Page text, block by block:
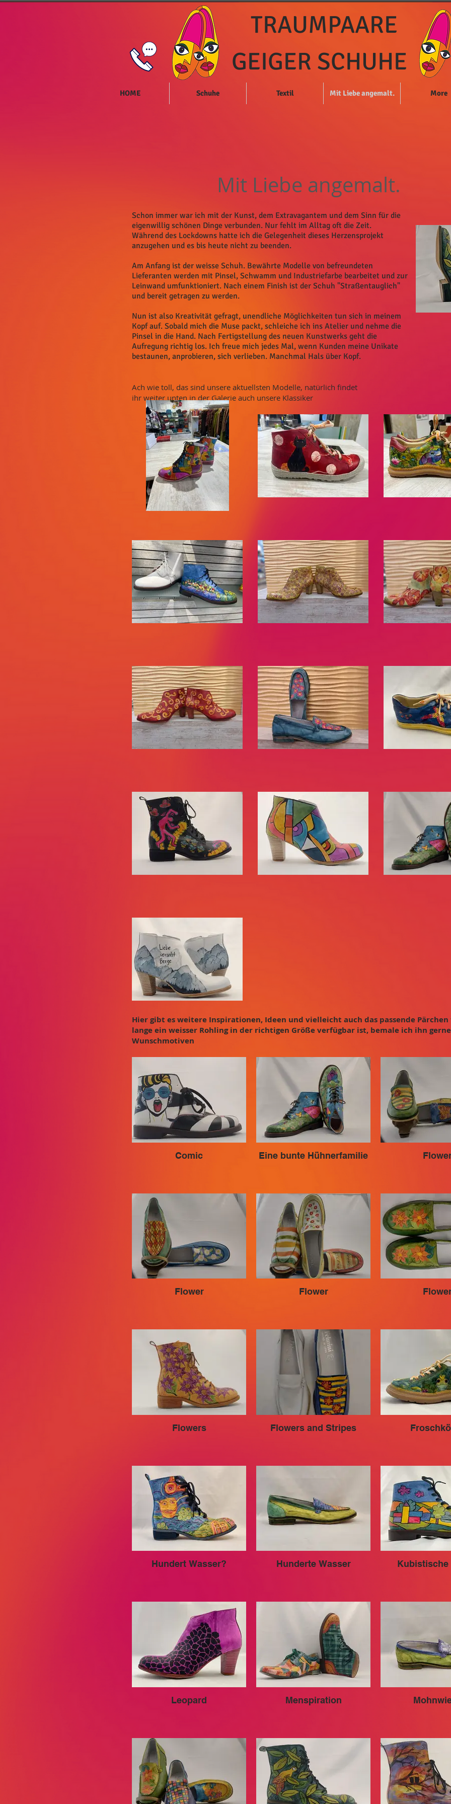
TRAUMPAARE
GEIGER SCHUHE
HOME Schuhe Textil Mit Liebe angemalt. More
Mit Liebe angemalt.
Schon immer war ich mit der Kunst, dem Extravagantem und dem Sinn für die
eigenwillig schönen Dinge verbunden. Nur fehlt im Alltag oft die Zeit.
Während des Lockdowns hatte ich die Gelegenheit dieses Herzensprojekt
anzugehen und es bis heute nicht zu beenden.
Am Anfang ist der weisse Schuh. Bewährte Modelle von befreundeten
Lieferanten werden mit Pinsel, Schwamm und Industriefarbe bearbeitet und zur
Leinwand umfunktioniert. Nach einem Finish ist der Schuh "Straßentauglich"
und bereit getragen zu werden.
Nun ist also Kreativität gefragt, unendliche Möglichkeiten tun sich in meinem
Kopf auf. Sobald mich die Muse packt, schleiche ich ins Atelier und nehme die
Pinsel in die Hand. Nach Fertigstellung des neuen Kunstwerks geht die
Aufregung richtig los. Ich freue mich jedes Mal, wenn Kunden meine Unikate
bestaunen, anprobieren, sich verlieben. Manchmal Hals über Kopf.
Ach wie toll, das sind unsere aktuellsten Modelle, natürlich findet
ihr weiter unten in der Galerie auch unsere Klassiker
Hier gibt es weitere Inspirationen, Ideen und vielleicht auch das passende Pärchen
lange ein weisser Rohling in der richtigen Größe verfügbar ist, bemale ich ihn
Wunschmotiven
Comic Eine bunte Hühnerfamilie
Flower Flower
Flowers Flowers and Stripes
Hundert Wasser? Hunderte Wasser Kubistische
Leopard Menspiration